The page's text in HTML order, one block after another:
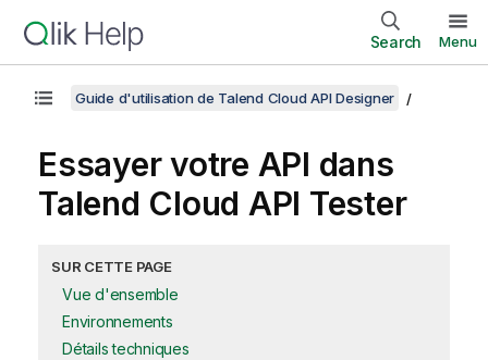
Search Menu
Guide d'utilisation de Talend Cloud API Designer
Essayer votre API dans
Talend Cloud API Tester
SUR CETTE PAGE
Vue d'ensemble
Environnements
Détails techniques